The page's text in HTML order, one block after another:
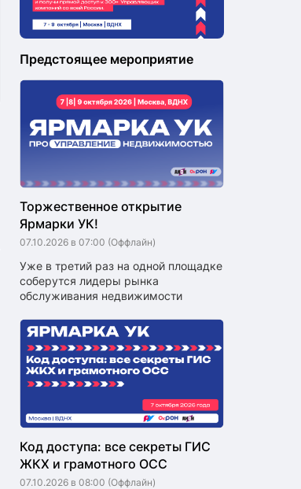
Предстоящее мероприятие
Торжественное открытие
Ярмарки УК!
07.10.2026 в 07:00 (Оффлайн)
Уже в третий раз на одной площадке
соберутся лидеры рынка
обслуживания недвижимости
Код доступа: все секреты ГИС
ЖКХ и грамотного ОСС
07.10.2026 в 08:00 (Оффлайн)